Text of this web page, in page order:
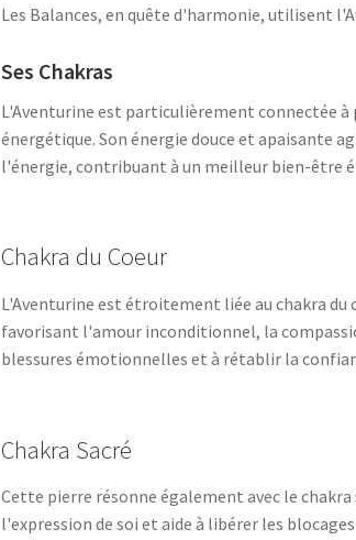
Les Balances, en quête d'harmonie, utilisent
Ses Chakras
L'Aventurine est particulièrement connectée
énergétique. Son énergie douce et apaisante
l'énergie, contribuant à un meilleur bien-être
Chakra du Coeur
L'Aventurine est étroitement liée au chakra du
favorisant l'amour inconditionnel, la
blessures émotionnelles et à rétablir la
Chakra Sacré
Cette pierre résonne également avec le
l'expression de soi et aide à libérer les